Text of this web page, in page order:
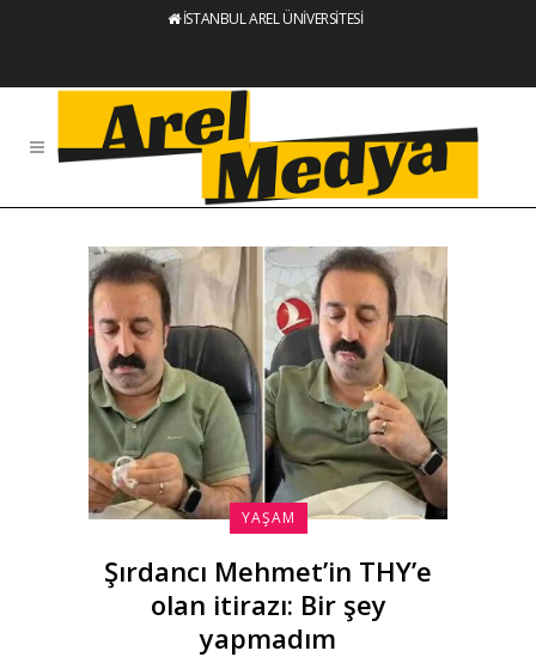
İSTANBUL AREL ÜNİVERSİTESİ
YAŞAM
Şırdancı Mehmet’in THY’e
olan itirazı: Bir şey
yapmadım